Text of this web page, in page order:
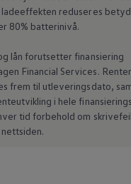
reduseres
80% batterinivå.
lån forutsetter finansiering
Financial Services.
frem til utleveringsdato,
i hele
tid forbehold om